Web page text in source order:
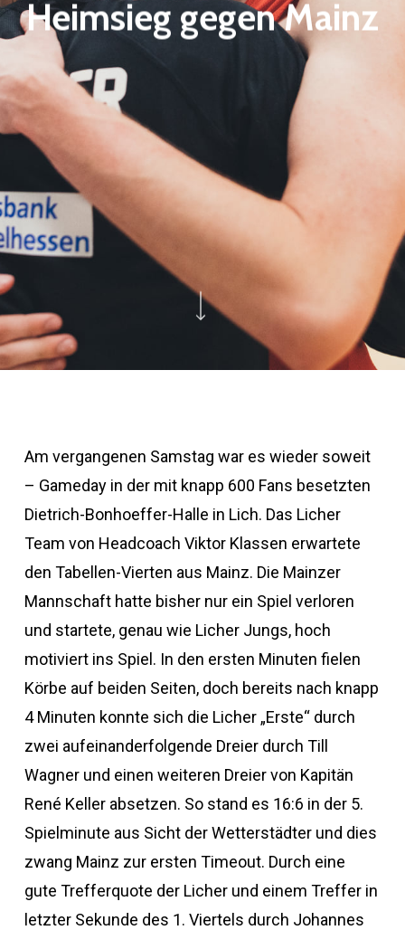
Heimsieg gegen Mainz
Am vergangenen Samstag war es wieder soweit
– Gameday in der mit knapp 600 Fans besetzten
Dietrich-Bonhoeffer-Halle in Lich. Das Licher
Team von Headcoach Viktor Klassen erwartete
den Tabellen-Vierten aus Mainz. Die Mainzer
Mannschaft hatte bisher nur ein Spiel verloren
und startete, genau wie Licher Jungs, hoch
motiviert ins Spiel. In den ersten Minuten fielen
Körbe auf beiden Seiten, doch bereits nach knapp
4 Minuten konnte sich die Licher „Erste“ durch
zwei aufeinanderfolgende Dreier durch Till
Wagner und einen weiteren Dreier von Kapitän
René Keller absetzen. So stand es 16:6 in der 5.
Spielminute aus Sicht der Wetterstädter und dies
zwang Mainz zur ersten Timeout. Durch eine
gute Trefferquote der Licher und einem Treffer in
letzter Sekunde des 1. Viertels durch Johannes